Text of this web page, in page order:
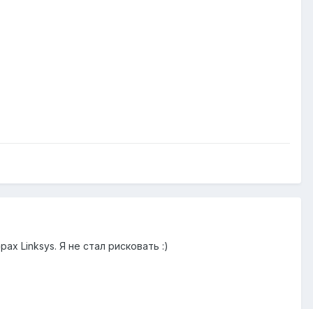
Linksys. Я не стал рисковать :)